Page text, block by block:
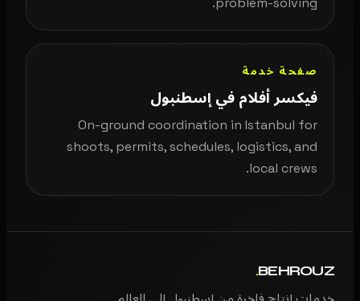
صفحة خدمة
فيكسر أفلام في إسطنبول
On-ground coordination in Istanbul for
shoots, permits, schedules, logistics, and
local crews.
BEHROUZ
.